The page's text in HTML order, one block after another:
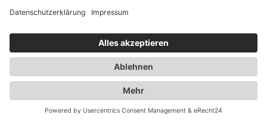
Duwensee feiert Geburtstag
2016
Ausbau des Speditionshofes um 4000 qm
2017
Erweiterung der Lagerfläche auf knapp
2018
Implementierung eines